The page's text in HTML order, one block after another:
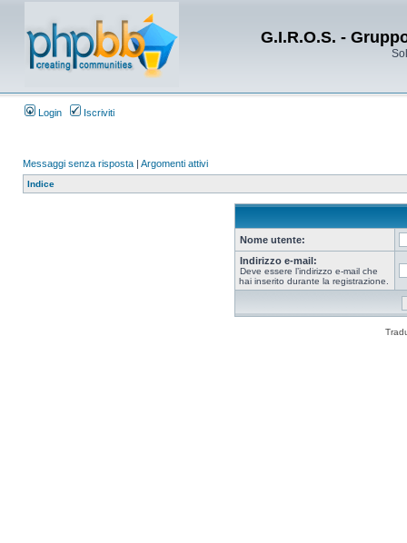
G.I.R.O.S. -
Login Iscriviti
Messaggi senza risposta | Argomenti attivi
Indice
Nome utente:
Indirizzo e-mail:
Deve essere l’indirizzo e-mail che
hai inserito durante la registrazione.